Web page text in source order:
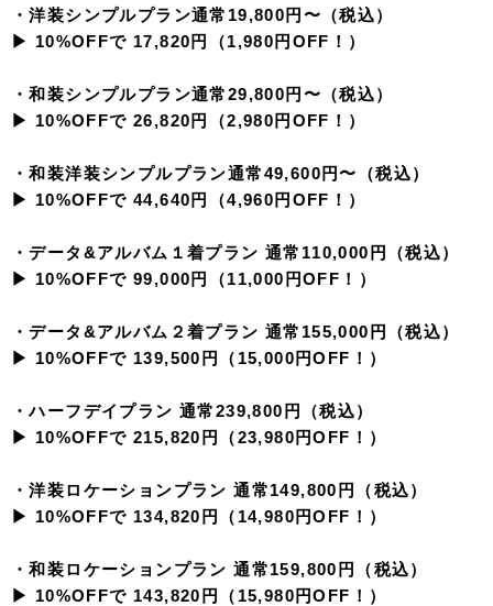
・洋装シンプルプラン通常19,800円〜（税込）
▶︎ 10%OFFで 17,820円（1,980円OFF！）
・和装シンプルプラン通常29,800円〜（税込）
▶︎ 10%OFFで 26,820円（2,980円OFF！）
・和装洋装シンプルプラン通常49,600円〜（税込）
▶︎ 10%OFFで 44,640円（4,960円OFF！）
・データ&アルバム１着プラン 通常110,000円（税込）
▶︎ 10%OFFで 99,000円（11,000円OFF！）
・データ&アルバム２着プラン 通常155,000円（税込）
▶︎ 10%OFFで 139,500円（15,000円OFF！）
・ハーフデイプラン 通常239,800円（税込）
▶︎ 10%OFFで 215,820円（23,980円OFF！）
・洋装ロケーションプラン 通常149,800円（税込）
▶︎ 10%OFFで 134,820円（14,980円OFF！）
・和装ロケーションプラン 通常159,800円（税込）
▶︎ 10%OFFで 143,820円（15,980円OFF！）